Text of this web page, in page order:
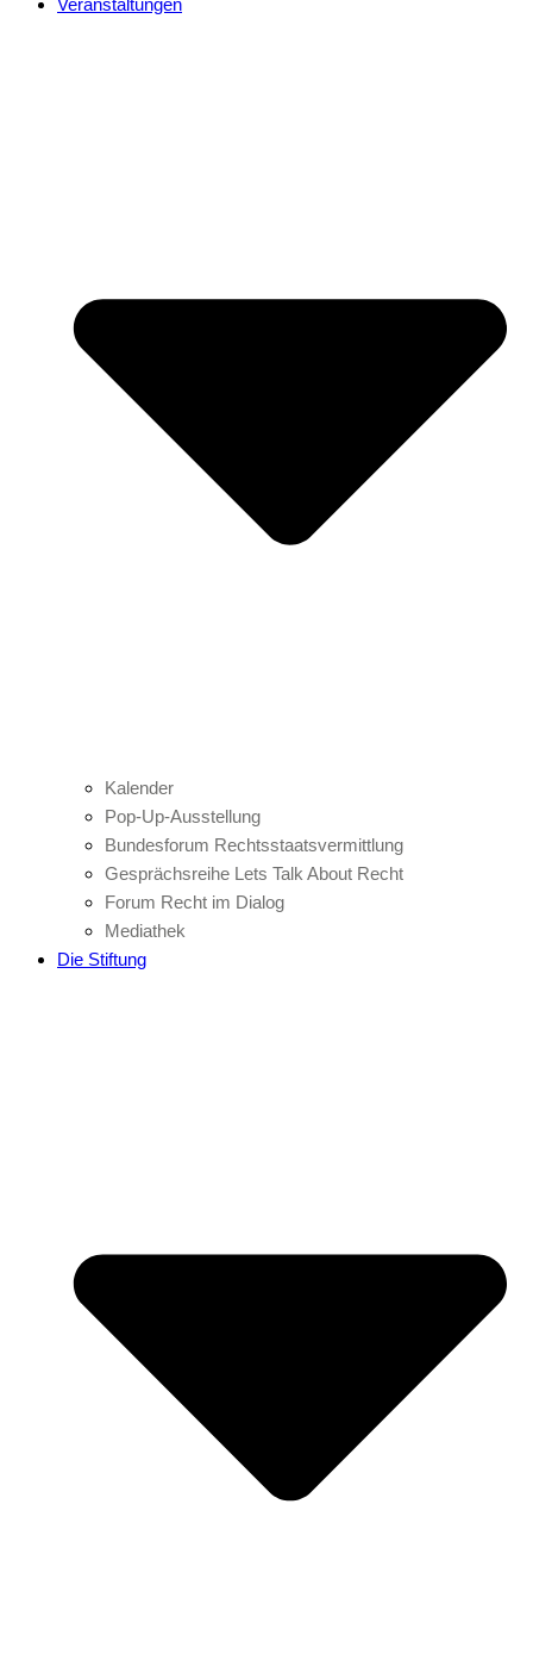
Veranstaltungen
Kalender
Pop-Up-Ausstellung
Bundesforum Rechtsstaatsvermittlung
Gesprächsreihe Lets Talk About Recht
Forum Recht im Dialog
Mediathek
Die Stiftung